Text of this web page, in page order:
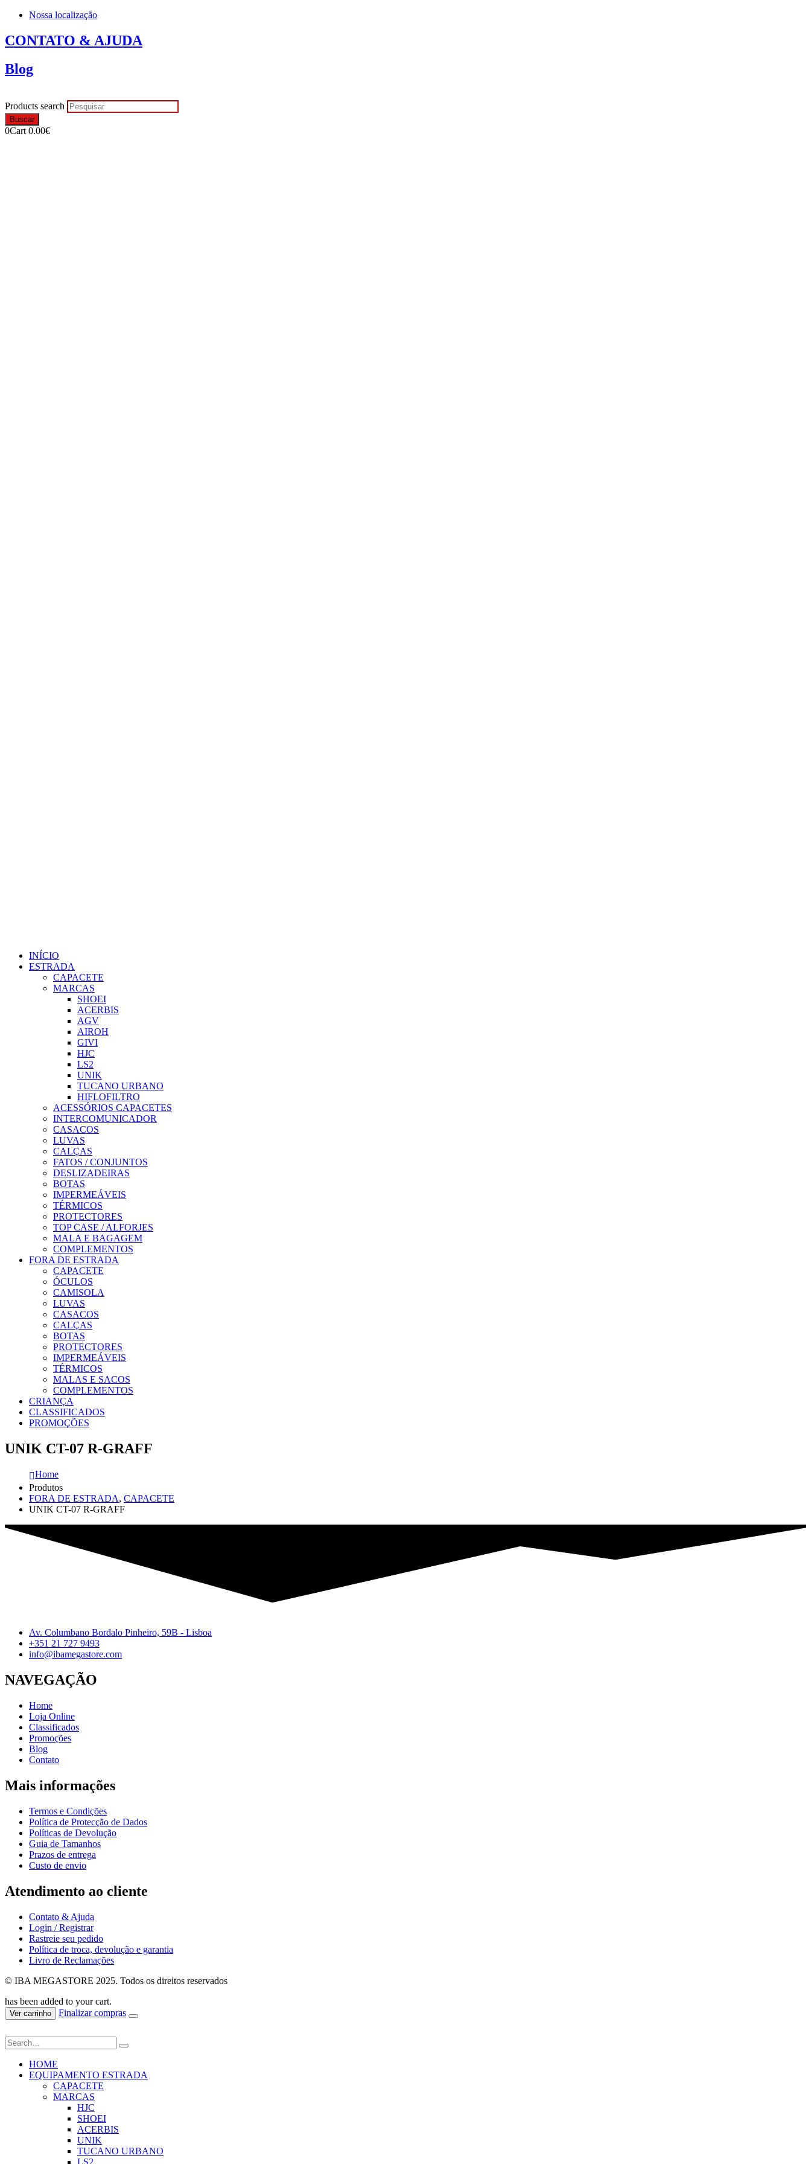
Nossa localização
CONTATO & AJUDA
Blog
Products search
Buscar
0Cart 0.00€
INÍCIO
ESTRADA
CAPACETE
MARCAS
SHOEI
ACERBIS
AGV
AIROH
GIVI
HJC
LS2
UNIK
TUCANO URBANO
HIFLOFILTRO
ACESSÓRIOS CAPACETES
INTERCOMUNICADOR
CASACOS
LUVAS
CALÇAS
FATOS / CONJUNTOS
DESLIZADEIRAS
BOTAS
IMPERMEÁVEIS
TÉRMICOS
PROTECTORES
TOP CASE / ALFORJES
MALA E BAGAGEM
COMPLEMENTOS
FORA DE ESTRADA
CAPACETE
ÓCULOS
CAMISOLA
LUVAS
CASACOS
CALÇAS
BOTAS
PROTECTORES
IMPERMEÁVEIS
TÉRMICOS
MALAS E SACOS
COMPLEMENTOS
CRIANÇA
CLASSIFICADOS
PROMOÇÕES
UNIK CT-07 R-GRAFF
Home
Produtos
FORA DE ESTRADA, CAPACETE
UNIK CT-07 R-GRAFF
Av. Columbano Bordalo Pinheiro, 59B - Lisboa
+351 21 727 9493
info@ibamegastore.com
NAVEGAÇÃO
Home
Loja Online
Classificados
Promoções
Blog
Contato
Mais informações
Termos e Condições
Política de Protecção de Dados
Políticas de Devolução
Guia de Tamanhos
Prazos de entrega
Custo de envio
Atendimento ao cliente
Contato & Ajuda
Login / Registrar
Rastreie seu pedido
Política de troca, devolução e garantia
Livro de Reclamações
© IBA MEGASTORE 2025. Todos os direitos reservados
has been added to your cart.
Ver carrinho Finalizar compras
HOME
EQUIPAMENTO ESTRADA
CAPACETE
MARCAS
HJC
SHOEI
ACERBIS
UNIK
TUCANO URBANO
LS2